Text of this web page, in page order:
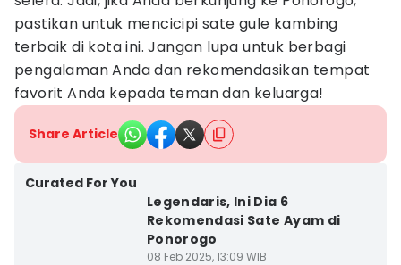
pastikan untuk mencicipi sate gule kambing
terbaik di kota ini. Jangan lupa untuk berbagi
pengalaman Anda dan rekomendasikan tempat
favorit Anda kepada teman dan keluarga!
Share Article
Curated For You
Legendaris, Ini Dia 6
Rekomendasi Sate Ayam di
Ponorogo
08 Feb 2025, 13:09 WIB